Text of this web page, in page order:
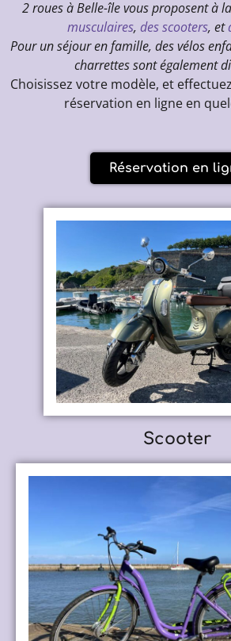
2 roues à Belle-île vous proposent à
musculaires, des scooters, et
Pour un séjour en famille, des vélos
charrettes sont également
Choisissez votre modèle, et
réservation en ligne en
Réservation en
Scooter